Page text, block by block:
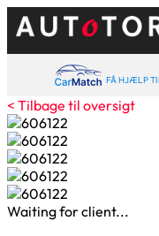
FÅ HJÆLP
< Tilbage til oversigt
Waiting for client...